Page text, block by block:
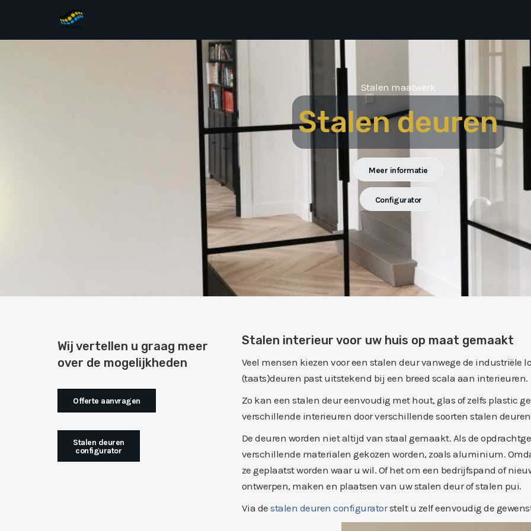
Stalen maatwerk
Stalen deuren
Meer informatie
Configurator
Wij vertellen u graag meer
over de mogelijkheden
Offerte aanvragen
Stalen deuren
configurator
Stalen interieur voor uw huis op maat gemaakt
Veel mensen kiezen voor een stalen deur vanwege de industriële
(taats)deuren past uitstekend bij een breed scala aan interieuren.
Zo kan een stalen deur eenvoudig met hout, glas of zelfs plastic
verschillende interieuren door verschillende soorten stalen
De deuren worden niet altijd van staal gemaakt. Als de
verschillende materialen gekozen worden, zoals aluminium.
ze geplaatst worden waar u wil. Of het om een bedrijfspand of
ontwerpen, maken en plaatsen van uw stalen deur of stalen pui.
Via de stalen deuren configuratorstelt u zelf eenvoudig de